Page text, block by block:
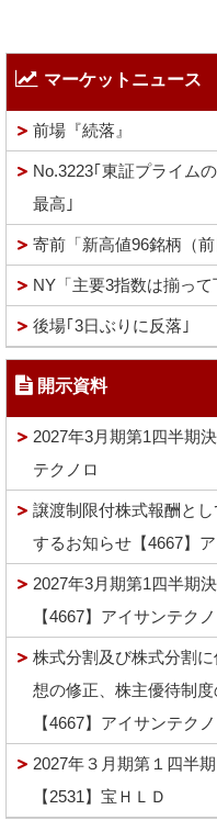
マーケットニュース
前場『続落』
No.3223｢東証プライム
最高｣
寄前「新高値96銘柄（前
NY「主要3指数は揃って
後場｢3日ぶりに反落｣
開示資料
2027年3月期第1四半期
テクノロ
譲渡制限付株式報酬と
するお知らせ【4667】
2027年3月期第1四半期
【4667】アイサンテク
株式分割及び株式分割
想の修正、株主優待制
【4667】アイサンテク
2027年３月期第１四半
【2531】宝ＨＬＤ